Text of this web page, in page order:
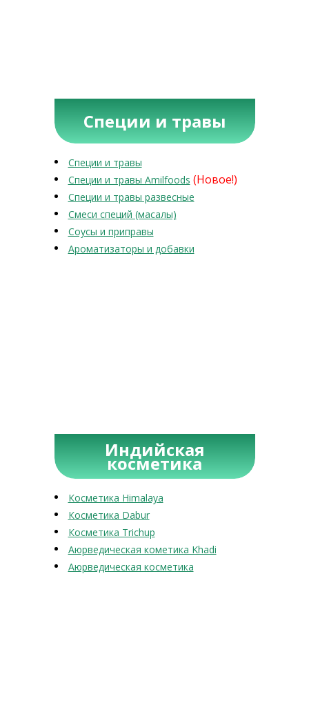
Специи и травы
Специи и травы
Специи и травы Amilfoods (Новое!)
Специи и травы развесные
Смеси специй (масалы)
Соусы и приправы
Ароматизаторы и добавки
Индийская
косметика
Косметика Himalaya
Косметика Dabur
Косметика Trichup
Аюрведическая кометика Khadi
Аюрведическая косметика